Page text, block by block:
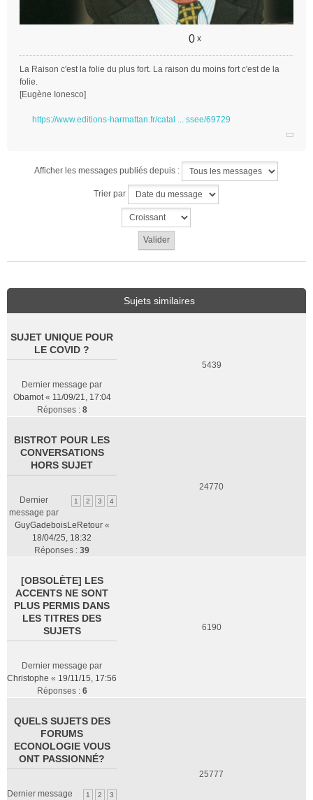
0 x
La Raison c'est la folie du plus fort. La raison du moins fort c'est de la
folie.
[Eugène Ionesco]
https://www.editions-harmattan.fr/catal ... ssee/69729
Afficher les messages publiés depuis :
Trier par
Sujets similaires
SUJET UNIQUE POUR
LE COVID ?
Dernier message par
Obamot« 11/09/21, 17:04
Réponses : 8
5439
BISTROT POUR LES
CONVERSATIONS
HORS SUJET
1 2 3 4
Dernier
message par
GuyGadeboisLeRetour«
18/04/25, 18:32
Réponses : 39
24770
[OBSOLÈTE] LES
ACCENTS NE SONT
PLUS PERMIS DANS
LES TITRES DES
SUJETS
Dernier message par
Christophe « 19/11/15, 17:56
Réponses : 6
6190
QUELS SUJETS DES
FORUMS
ECONOLOGIE VOUS
ONT PASSIONNÉ?
1 2 3
Dernier message
25777